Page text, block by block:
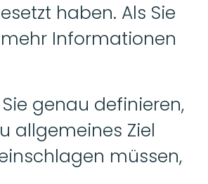
haben. Als Sie
Informationen
genau definieren,
allgemeines Ziel
müssen,